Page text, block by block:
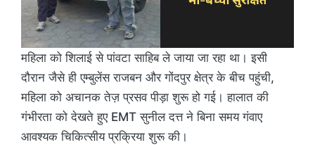
महिला को शिलाई से पांवटा साहिब ले जाया जा रहा था। इसी
दौरान जैसे ही एम्बुलेंस राजबन और गोंदपुर क्षेत्र के बीच पहुंची,
महिला को अचानक तेज़ प्रसव पीड़ा शुरू हो गई। हालात की
गंभीरता को देखते हुए EMT सुनील दत्त ने बिना समय गंवाए
आवश्यक चिकित्सीय प्रक्रिया शुरू की।